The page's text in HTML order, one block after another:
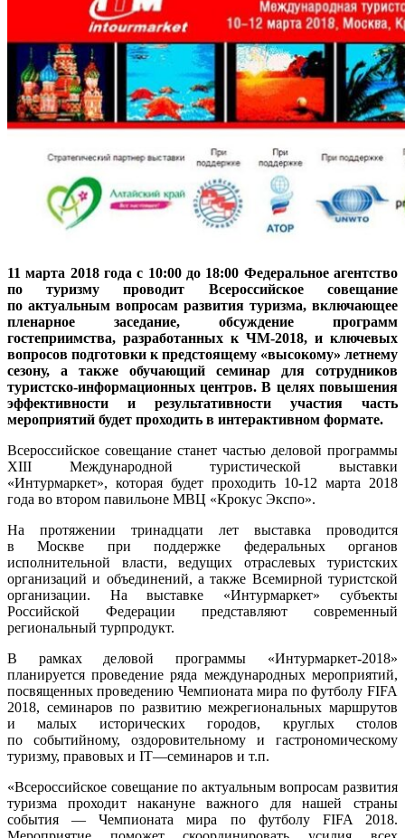
11 марта 2018 года с 10:00 до 18:00 Федеральное агентство
по туризму проводит Всероссийское совещание
по актуальным вопросам развития туризма, включающее
пленарное заседание, обсуждение программ
гостеприимства, разработанных к ЧМ-2018, и ключевых
вопросов подготовки к предстоящему «высокому» летнему
сезону, а также обучающий семинар для сотрудников
туристско-информационных центров. В целях повышения
эффективности и результативности участия часть
мероприятий будет проходить в интерактивном формате.
Всероссийское совещание станет частью деловой программы
XIII Международной туристической выставки
«Интурмаркет», которая будет проходить 10-12 марта 2018
года во втором павильоне МВЦ «Крокус Экспо».
На протяжении тринадцати лет выставка проводится
в Москве при поддержке федеральных органов
исполнительной власти, ведущих отраслевых туристских
организаций и объединений, а также Всемирной туристской
организации. На выставке «Интурмаркет» субъекты
Российской Федерации представляют современный
региональный турпродукт.
В рамках деловой программы «Интурмаркет-2018»
планируется проведение ряда международных мероприятий,
посвященных проведению Чемпионата мира по футболу FIFA
2018, семинаров по развитию межрегиональных маршрутов
и малых исторических городов, круглых столов
по событийному, оздоровительному и гастрономическому
туризму, правовых и IT—семинаров и т.п.
«Всероссийское совещание по актуальным вопросам развития
туризма проходит накануне важного для нашей страны
события — Чемпионата мира по футболу FIFA 2018.